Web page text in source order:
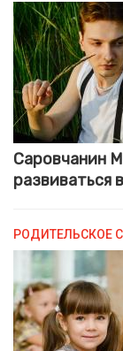
Саровчанин
развиваться
РОДИТЕЛЬСКОЕ